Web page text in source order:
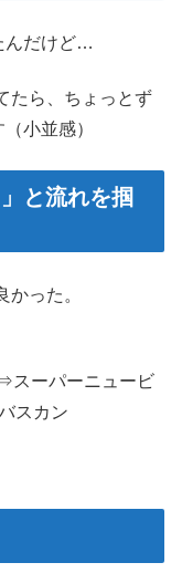
んだけど…
たら、ちょっとず
小並感）
と流れを掴
った。
スーパーニュービ
スカン